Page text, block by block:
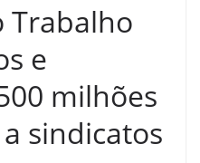
Trabalho
e
milhões
sindicatos